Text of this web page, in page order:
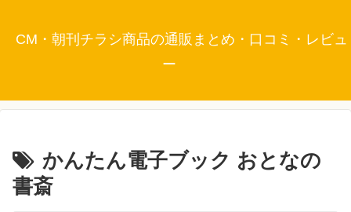
CM・朝刊チラシ商品の通販まとめ・口コミ・レビュ
ー
かんたん電子ブック おとなの
書斎